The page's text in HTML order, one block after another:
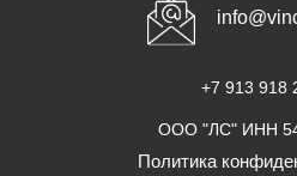
ООО "ЛС" ИНН
+7 913 918
Политика